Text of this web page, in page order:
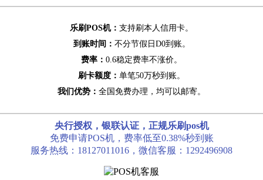
乐刷POS机： 支持刷本人信用卡。
到账时间： 不分节假日D0到账。
费率： 0.6稳定费率不涨价。
刷卡额度： 单笔50万秒到账。
我们优势： 全国免费办理，均可以邮寄。
央行授权，银联认证，正规乐刷pos机
免费申请POS机，费率低至0.38%秒到账
服务热线：18127011016，微信客服：1292496908